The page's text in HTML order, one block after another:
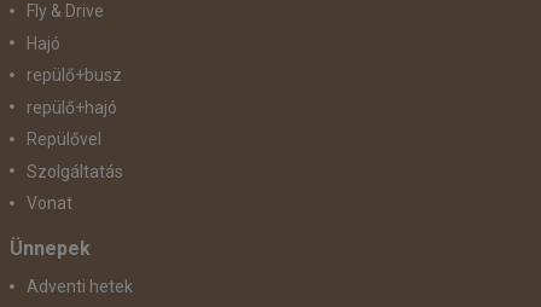
Fly & Drive
Hajó
repülő+busz
repülő+hajó
Repülővel
Szolgáltatás
Vonat
Ünnepek
Adventi hetek